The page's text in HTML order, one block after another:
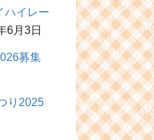
ハイレー
6月3日
募集
り2025